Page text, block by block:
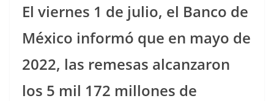
El viernes 1 de julio, el Banco de
México informó que en mayo de
2022, las remesas alcanzaron
los 5 mil 172 millones de